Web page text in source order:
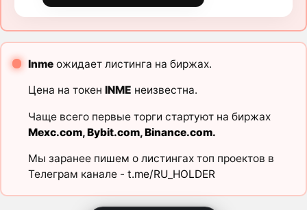
Inmeожидает листинга на биржах.
Цена на токен INME неизвестна.
Чаще всего первые торги стартуют на биржах
Mexc.com,Bybit.com,Binance.com.
Мы заранее пишем о листингах топ проектов в
Телеграм канале - t.me/RU_HOLDER